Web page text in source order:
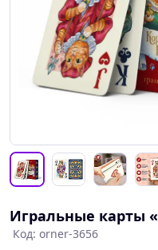
Игральные карты
Код: orner-3656